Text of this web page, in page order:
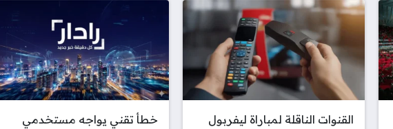
القنوات الناقلة لمباراة ليفربول خطأ تقني يواجه مستخدمي